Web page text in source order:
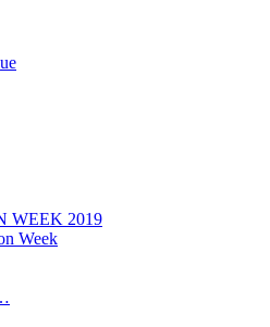
WEEK 2019
Week